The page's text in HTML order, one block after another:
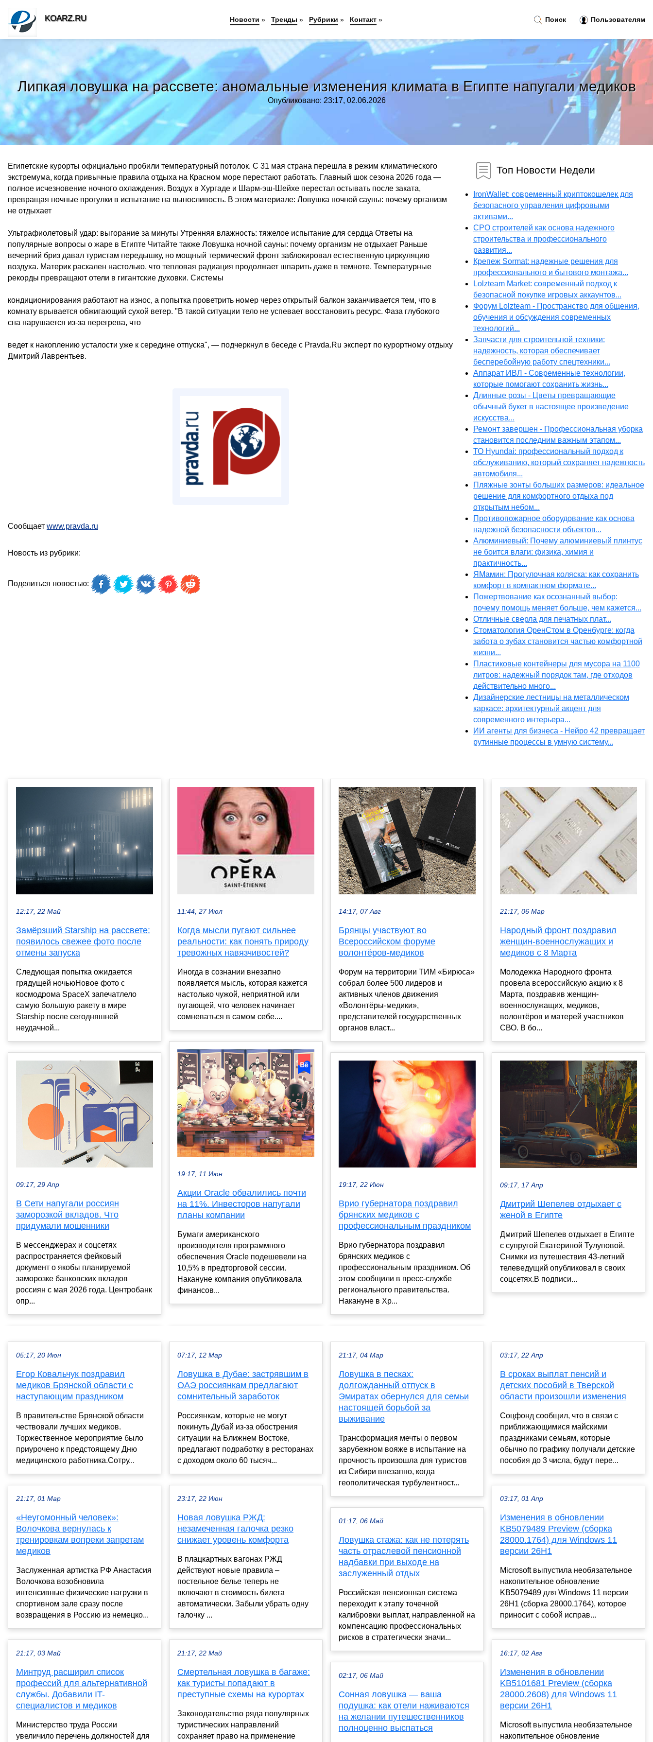
Липкая ловушка на рассвете: аномальные изменения климата в Египте напугали медиков
Опубликовано: 23:17, 02.06.2026
Египетские курорты официально пробили температурный потолок. С 31 мая страна перешла в режим климатического
экстремума, когда привычные правила отдыха на Красном море перестают работать. Главный шок сезона 2026 года —
полное исчезновение ночного охлаждения. Воздух в Хургаде и Шарм-эш-Шейхе перестал остывать после заката,
превращая ночные прогулки в испытание на выносливость. В этом материале: Ловушка ночной сауны: почему организм
не отдыхает
Ультрафиолетовый удар: выгорание за минуты Утренняя влажность: тяжелое испытание для сердца Ответы на
популярные вопросы о жаре в Египте Читайте также Ловушка ночной сауны: почему организм не отдыхает Раньше
вечерний бриз давал туристам передышку, но мощный термический фронт заблокировал естественную циркуляцию
воздуха. Материк раскален настолько, что тепловая радиация продолжает шпарить даже в темноте. Температурные
рекорды превращают отели в гигантские духовки. Системы
кондиционирования работают на износ, а попытка проветрить номер через открытый балкон заканчивается тем, что в
комнату врывается обжигающий сухой ветер. "В такой ситуации тело не успевает восстановить ресурс. Фаза глубокого
сна нарушается из-за перегрева, что
ведет к накоплению усталости уже к середине отпуска", — подчеркнул в беседе с Pravda.Ru эксперт по курортному отдыху
Дмитрий Лаврентьев.
Сообщает www.pravda.ru
Новость из рубрики:
Поделиться новостью:
Топ Новости Недели
IronWallet: современный криптокошелек для
безопасного управления цифровыми
активами...
СРО строителей как основа надежного
строительства и профессионального
развития...
Крепеж Sormat: надежные решения для
профессионального и бытового монтажа...
Lolzteam Market: современный подход к
безопасной покупке игровых аккаунтов...
Форум Lolzteam - Пространство для общения,
обучения и обсуждения современных
технологий...
Запчасти для строительной техники:
надежность, которая обеспечивает
бесперебойную работу спецтехники...
Аппарат ИВЛ - Современные технологии,
которые помогают сохранить жизнь...
Длинные розы - Цветы превращающие
обычный букет в настоящее произведение
искусства...
Ремонт завершен - Профессиональная уборка
становится последним важным этапом...
ТО Hyundai: профессиональный подход к
обслуживанию, который сохраняет надежность
автомобиля...
Пляжные зонты больших размеров: идеальное
решение для комфортного отдыха под
открытым небом...
Противопожарное оборудование как основа
надежной безопасности объектов...
Алюминиевый: Почему алюминиевый плинтус
не боится влаги: физика, химия и
практичность...
ЯМамин: Прогулочная коляска: как сохранить
комфорт в компактном формате...
Пожертвование как осознанный выбор:
почему помощь меняет больше, чем кажется...
Отличные сверла для печатных плат...
Стоматология ОренСтом в Оренбурге: когда
забота о зубах становится частью комфортной
жизни...
Пластиковые контейнеры для мусора на 1100
литров: надежный порядок там, где отходов
действительно много...
Дизайнерские лестницы на металлическом
каркасе: архитектурный акцент для
современного интерьера...
ИИ агенты для бизнеса - Нейро 42 превращает
рутинные процессы в умную систему...
12:17, 22 Май
Замёрзший Starship на рассвете:
появилось свежее фото после
отмены запуска
Следующая попытка ожидается
грядущей ночьюНовое фото с
космодрома SpaceX запечатлело
самую большую ракету в мире
Starship после сегодняшней
неудачной...
09:17, 29 Апр
В Сети напугали россиян
заморозкой вкладов. Что
придумали мошенники
В мессенджерах и соцсетях
распространяется фейковый
документ о якобы планируемой
заморозке банковских вкладов
россиян с мая 2026 года. Центробанк
опр...
11:44, 27 Июл
Когда мысли пугают сильнее
реальности: как понять природу
тревожных навязчивостей?
Иногда в сознании внезапно
появляется мысль, которая кажется
настолько чужой, неприятной или
пугающей, что человек начинает
сомневаться в самом себе....
19:17, 11 Июн
Акции Oracle обвалились почти
на 11%. Инвесторов напугали
планы компании
Бумаги американского
производителя программного
обеспечения Oracle подешевели на
10,5% в предторговой сессии.
Накануне компания опубликовала
финансов...
14:17, 07 Авг
Брянцы участвуют во
Всероссийском форуме
волонтёров-медиков
Форум на территории ТИМ «Бирюса»
собрал более 500 лидеров и
активных членов движения
«Волонтёры‑медики»,
представителей государственных
органов власт...
19:17, 22 Июн
Врио губернатора поздравил
брянских медиков с
профессиональным праздником
Врио губернатора поздравил
брянских медиков с
профессиональным праздником. Об
этом сообщили в пресс-службе
регионального правительства.
Накануне в Хр...
21:17, 06 Мар
Народный фронт поздравил
женщин-военнослужащих и
медиков с 8 Марта
Молодежка Народного фронта
провела всероссийскую акцию к 8
Марта, поздравив женщин-
военнослужащих, медиков,
волонтёров и матерей участников
СВО. В бо...
09:17, 17 Апр
Дмитрий Шепелев отдыхает с
женой в Египте
Дмитрий Шепелев отдыхает в Египте
с супругой Екатериной Тулуповой.
Снимки из путешествия 43-летний
телеведущий опубликовал в своих
соцсетях.В подписи...
05:17, 20 Июн
Егор Ковальчук поздравил
медиков Брянской области с
наступающим праздником
В правительстве Брянской области
чествовали лучших медиков.
Торжественное мероприятие было
приурочено к предстоящему Дню
медицинского работника.Сотру...
21:17, 01 Мар
«Неугомонный человек»:
Волочкова вернулась к
тренировкам вопреки запретам
медиков
Заслуженная артистка РФ Анастасия
Волочкова возобновила
интенсивные физические нагрузки в
спортивном зале сразу после
возвращения в Россию из немецко...
21:17, 03 Май
Минтруд расширил список
профессий для альтернативной
службы. Добавили IT-
специалистов и медиков
Министерство труда России
увеличило перечень должностей для
07:17, 12 Мар
Ловушка в Дубае: застрявшим в
ОАЭ россиянкам предлагают
сомнительный заработок
Россиянкам, которые не могут
покинуть Дубай из-за обострения
ситуации на Ближнем Востоке,
предлагают подработку в ресторанах
с доходом около 60 тысяч...
23:17, 22 Июн
Новая ловушка РЖД:
незамеченная галочка резко
снижает уровень комфорта
В плацкартных вагонах РЖД
действуют новые правила –
постельное белье теперь не
включают в стоимость билета
автоматически. Забыли убрать одну
галочку ...
21:17, 22 Май
Смертельная ловушка в багаже:
как туристы попадают в
преступные схемы на курортах
Законодательство ряда популярных
туристических направлений
сохраняет право на применение
21:17, 04 Мар
Ловушка в песках:
долгожданный отпуск в
Эмиратах обернулся для семьи
настоящей борьбой за
выживание
Трансформация мечты о первом
зарубежном вояже в испытание на
прочность произошла для туристов
из Сибири внезапно, когда
геополитическая турбулентност...
01:17, 06 Май
Ловушка стажа: как не потерять
часть отраслевой пенсионной
надбавки при выходе на
заслуженный отдых
Российская пенсионная система
переходит к этапу точечной
калибровки выплат, направленной на
компенсацию профессиональных
рисков в стратегически значи...
02:17, 06 Май
Сонная ловушка — ваша
подушка: как отели наживаются
на желании путешественников
полноценно выспаться
03:17, 22 Апр
В сроках выплат пенсий и
детских пособий в Тверской
области произошли изменения
Соцфонд сообщил, что в связи с
приближающимися майскими
праздниками семьям, которые
обычно по графику получали детские
пособия до 3 числа, будут пере...
03:17, 01 Апр
Изменения в обновлении
KB5079489 Preview (сборка
28000.1764) для Windows 11
версии 26H1
Microsoft выпустила необязательное
накопительное обновление
KB5079489 для Windows 11 версии
26H1 (сборка 28000.1764), которое
приносит с собой исправ...
16:17, 02 Авг
Изменения в обновлении
KB5101681 Preview (сборка
28000.2608) для Windows 11
версии 26H1
Microsoft выпустила необязательное
накопительное обновление
Поиск Пользователям
KOARZ.RU Новости » Тренды » Рубрики » Контакт »